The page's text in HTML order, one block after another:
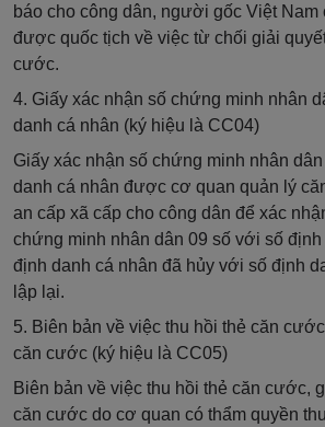
báo cho công dân, người gốc Việt Nam
được quốc tịch về việc từ chối giải
cước.
4. Giấy xác nhận số chứng minh nhân
danh cá nhân (ký hiệu là CC04)
Giấy xác nhận số chứng minh nhân
danh cá nhân được cơ quan quản lý
an cấp xã cấp cho công dân để xác
chứng minh nhân dân 09 số với số
định danh cá nhân đã hủy với số định
lập lại.
5. Biên bản về việc thu hồi thẻ căn
căn cước (ký hiệu là CC05)
Biên bản về việc thu hồi thẻ căn cước,
căn cước do cơ quan có thẩm quyền